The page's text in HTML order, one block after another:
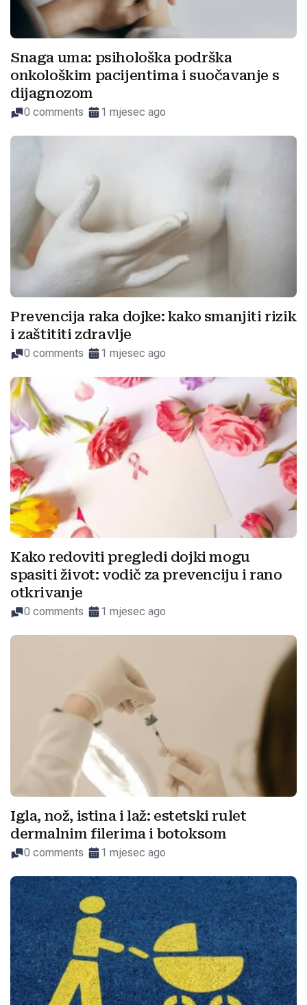
Snaga uma: psihološka podrška
onkološkim pacijentima i suočavanje s
dijagnozom
0 comments 1 mjesec ago
Prevencija raka dojke: kako smanjiti rizik
i zaštititi zdravlje
0 comments 1 mjesec ago
Kako redoviti pregledi dojki mogu
spasiti život: vodič za prevenciju i rano
otkrivanje
0 comments 1 mjesec ago
Igla, nož, istina i laž: estetski rulet
dermalnim filerima i botoksom
0 comments 1 mjesec ago